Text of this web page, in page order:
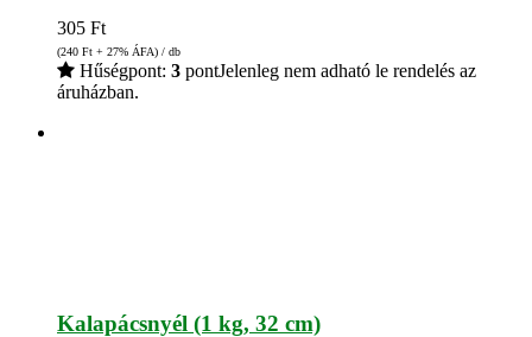
305 Ft
(240 Ft + 27% ÁFA) / db
Hűségpont: 3 pontJelenleg nem adható le rendelés az
áruházban.
Kalapácsnyél (1 kg, 32 cm)